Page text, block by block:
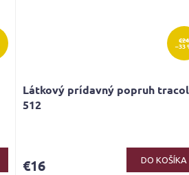
€24
–33
Látkový prídavný popruh
512
€16 DO KOŠÍKA